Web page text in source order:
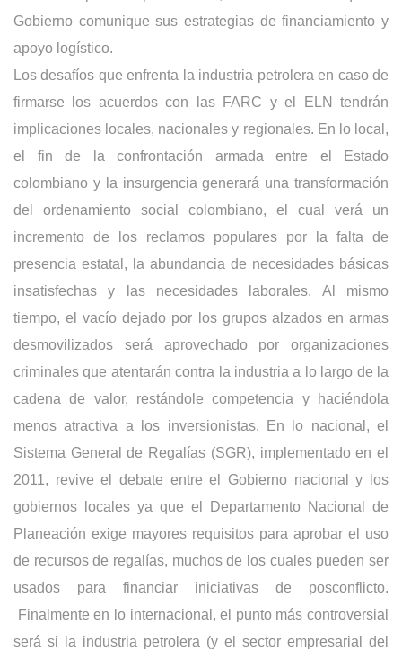
Gobierno comunique sus estrategias de financiamiento y
apoyo logístico.
Los desafíos que enfrenta la industria petrolera en caso de
firmarse los acuerdos con las FARC y el ELN tendrán
implicaciones locales, nacionales y regionales. En lo local,
el fin de la confrontación armada entre el Estado
colombiano y la insurgencia generará una transformación
del ordenamiento social colombiano, el cual verá un
incremento de los reclamos populares por la falta de
presencia estatal, la abundancia de necesidades básicas
insatisfechas y las necesidades laborales. Al mismo
tiempo, el vacío dejado por los grupos alzados en armas
desmovilizados será aprovechado por organizaciones
criminales que atentarán contra la industria a lo largo de la
cadena de valor, restándole competencia y haciéndola
menos atractiva a los inversionistas. En lo nacional, el
Sistema General de Regalías (SGR), implementado en el
2011, revive el debate entre el Gobierno nacional y los
gobiernos locales ya que el Departamento Nacional de
Planeación exige mayores requisitos para aprobar el uso
de recursos de regalías, muchos de los cuales pueden ser
usados para financiar iniciativas de posconflicto.
Finalmente en lo internacional, el punto más controversial
será si la industria petrolera (y el sector empresarial del